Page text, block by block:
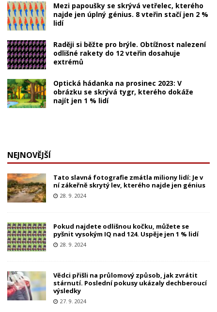
Mezi papoušky se skrývá vetřelec, kterého
najde jen úplný génius. 8 vteřin stačí jen 2 %
lidí
Raději si běžte pro brýle. Obtížnost nalezení
odlišné rakety do 12 vteřin dosahuje
extrémů
Optická hádanka na prosinec 2023: V
obrázku se skrývá tygr, kterého dokáže
najít jen 1 % lidí
NEJNOVĚJŠÍ
Tato slavná fotografie zmátla miliony lidí: Je v
ní zákeřně skrytý lev, kterého najde jen génius
28. 9. 2024
Pokud najdete odlišnou kočku, můžete se
pyšnit vysokým IQ nad 124. Uspěje jen 1 % lidí
28. 9. 2024
Vědci přišli na průlomový způsob, jak zvrátit
stárnutí. Poslední pokusy ukázaly dechberoucí
výsledky
27. 9. 2024